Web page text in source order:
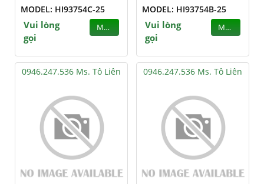
MODEL: HI93754C-25
Vui lòng
gọi
MUA
MODEL: HI93754B-25
Vui lòng
gọi
MUA
0946.247.536 Ms. Tô Liên 0946.247.536 Ms. Tô Liên